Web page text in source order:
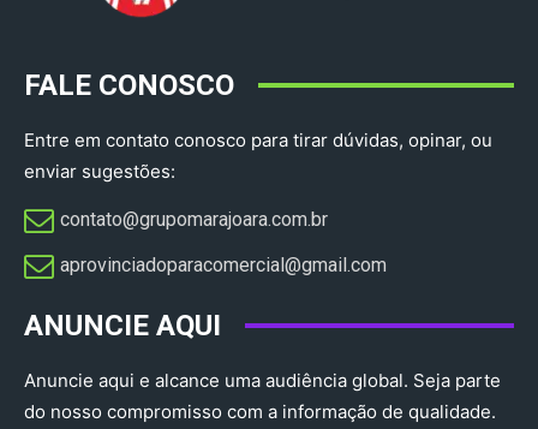
FALE CONOSCO
Entre em contato conosco para tirar dúvidas, opinar, ou
enviar sugestões:
contato@grupomarajoara.com.br
aprovinciadoparacomercial@gmail.com​
ANUNCIE AQUI
Anuncie aqui e alcance uma audiência global. Seja parte
do nosso compromisso com a informação de qualidade.